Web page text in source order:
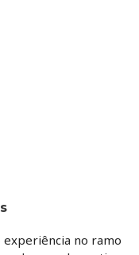
experiência no ramo